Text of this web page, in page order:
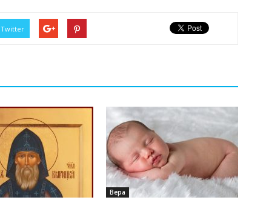
Twitter
Вера